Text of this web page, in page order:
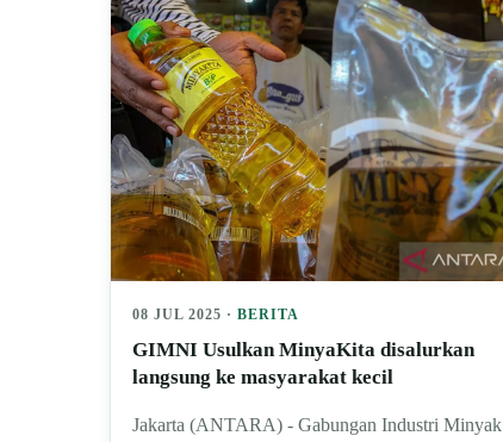
08 JUL 2025 · BERITA
GIMNI Usulkan MinyaKita disalurkan
langsung ke masyarakat kecil
Jakarta (ANTARA) - Gabungan Industri Minyak